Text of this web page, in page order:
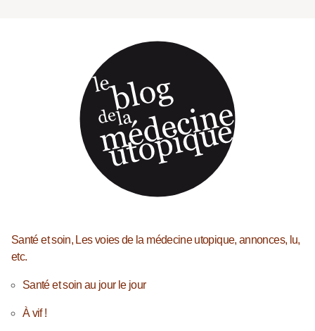
Santé et soin, Les voies de la médecine utopique, annonces, lu,
etc.
Santé et soin au jour le jour
À vif !